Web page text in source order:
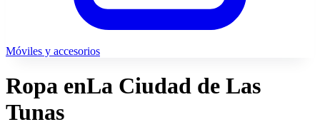
Móviles y accesorios
Ropa enLa Ciudad de Las
Tunas